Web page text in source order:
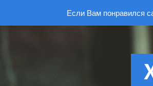
Если Вам понравился